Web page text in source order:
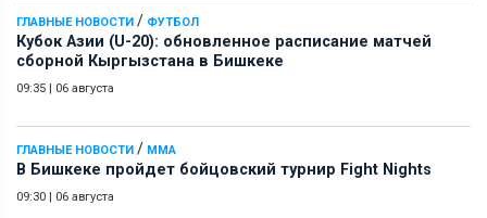
ГЛАВНЫЕ НОВОСТИ / ФУТБОЛ
Кубок Азии (U-20): обновленное расписание матчей
сборной Кыргызстана в Бишкеке
09:35 | 06 августа
ГЛАВНЫЕ НОВОСТИ / ММА
В Бишкеке пройдет бойцовский турнир Fight Nights
09:30 | 06 августа